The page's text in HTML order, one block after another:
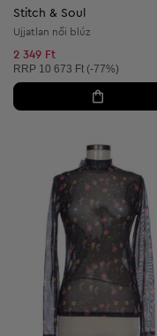
Stitch & Soul
Ujjatlan női blúz
2 349 Ft
Ajánlott ár:
RRP 10 673 Ft (-77%)